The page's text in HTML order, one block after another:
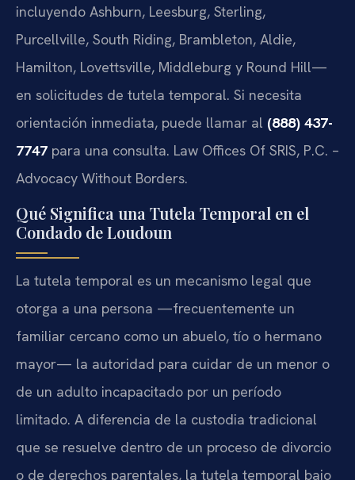
incluyendo Ashburn, Leesburg, Sterling,
Purcellville, South Riding, Brambleton, Aldie,
Hamilton, Lovettsville, Middleburg y Round Hill—
en solicitudes de tutela temporal. Si necesita
orientación inmediata, puede llamar al (888) 437-
7747 para una consulta. Law Offices Of SRIS, P.C. –
Advocacy Without Borders.
Qué Significa una Tutela Temporal en el
Condado de Loudoun
La tutela temporal es un mecanismo legal que
otorga a una persona —frecuentemente un
familiar cercano como un abuelo, tío o hermano
mayor— la autoridad para cuidar de un menor o
de un adulto incapacitado por un período
limitado. A diferencia de la custodia tradicional
que se resuelve dentro de un proceso de divorcio
o de derechos parentales, la tutela temporal bajo